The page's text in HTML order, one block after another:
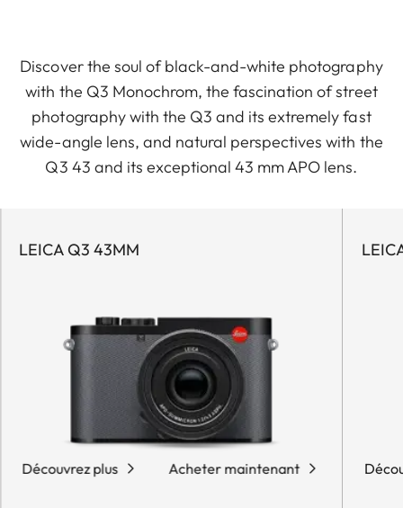
Discover the soul of black-and-white photography
with the Q3 Monochrom, the fascination of street
photography with the Q3 and its extremely fast
wide-angle lens, and natural perspectives with the
Q3 43 and its exceptional 43 mm APO lens.
LEICA Q3 43MM
Découvrez plus Acheter maintenant